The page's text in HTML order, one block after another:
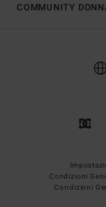
COMMUNITY
Condizioni
Condizioni